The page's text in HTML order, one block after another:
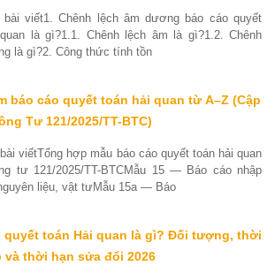
bài viết1. Chênh lệch âm dương báo cáo quyết
là gì?1.1. Chênh lệch âm là gì?1.2. Chênh
là gì?2. Công thức tính tồn
báo cáo quyết toán hải quan từ A–Z (Cập
Tư 121/2025/TT-BTC)
viếtTổng hợp mẫu báo cáo quyết toán hải quan
tư 121/2025/TT-BTCMẫu 15 — Báo cáo nhập
liệu, vật tưMẫu 15a — Báo
quyết toán Hải quan là gì? Đối tượng, thời
và thời hạn sửa đổi 2026